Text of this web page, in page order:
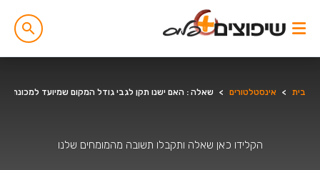
בית > אינסטלטורים > שאלה : האם ישנו תקן לגבי גודל המקום שמיועד למכונת
הקלידו כאן שאלה ותקבלו תשובה מהמומחים שלנו